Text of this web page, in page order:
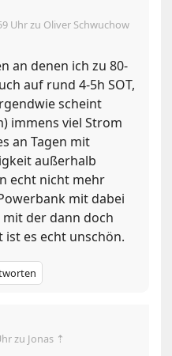
Uhrzu Oliver Schwuchow
an denen ich zu 80-
auf rund 4-5h SOT,
scheint
immens viel Strom
an Tagen mit
außerhalb
echt nicht mehr
mit dabei
der dann doch
es echt unschön.
zu Jonas ⇡